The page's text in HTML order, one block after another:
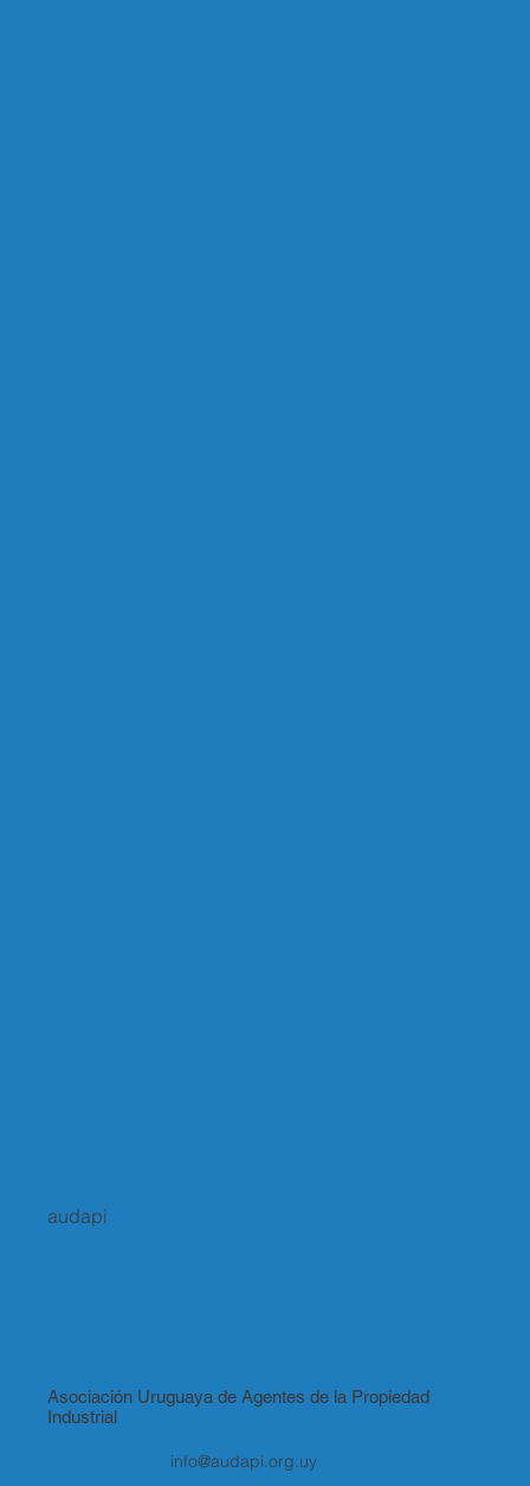
Asociación Uruguaya de Agentes de la Propiedad
Industrial
audapi
info@audapi.org.uy